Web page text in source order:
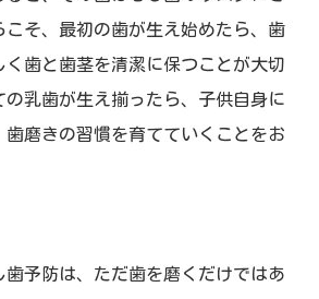
こそ、最初の歯が生え始めたら、歯
く歯と歯茎を清潔に保つことが大切
の乳歯が生え揃ったら、子供自身に
歯磨きの習慣を育てていくことをお
歯予防は、ただ歯を磨くだけではあ